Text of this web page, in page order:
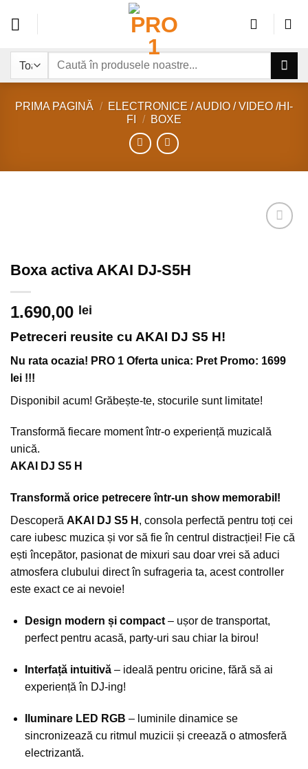
Caută
PRIMA PAGINĂ /
ELECTRONICE / AUDIO / VIDEO /HI-
FI / BOXE
Boxa activa AKAI DJ-S5H
1.690,00 lei
Petreceri reusite cu AKAI DJ S5 H!
Nu rata ocazia! PRO 1 Oferta unica: Pret Promo: 1699
lei !!!
Disponibil acum! Grăbește-te, stocurile sunt limitate!
Transformă fiecare moment într-o experiență muzicală
unică.
AKAI DJ S5 H
Transformă orice petrecere într-un show memorabil!
Descoperă AKAI DJ S5 H , consola perfectă pentru toți cei
care iubesc muzica și vor să fie în centrul distracției! Fie că
ești începător, pasionat de mixuri sau doar vrei să aduci
atmosfera clubului direct în sufrageria ta, acest controller
este exact ce ai nevoie!
Design modern și compact– ușor de transportat,
perfect pentru acasă, party-uri sau chiar la birou!
Interfață intuitivă– ideală pentru oricine, fără să ai
experiență în DJ-ing!
Iluminare LED RGB – luminile dinamice se
sincronizează cu ritmul muzicii și creează o atmosferă
electrizantă.